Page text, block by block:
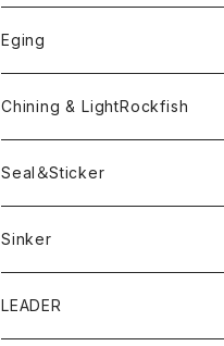
漁港ワームLv.2
Bスネイクinch
YARIE
ECOGEAR
TWObyTWO
ツートンネクタイ
ACTIVE
Eging
Egi
Rig
Chining & LightRockfish
Worm
KeeperLine
Seal＆Sticker
Sinker
キーパーライン
LEADER